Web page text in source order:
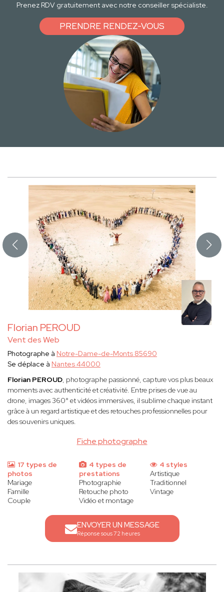
Prenez RDV gratuitement avec notre conseiller spécialiste.
PRENDRE RENDEZ-VOUS
Florian PEROUD
Vent des Web
Fiche photographe
Photographe à Notre-Dame-de-Monts 85690
Se déplace à Nantes 44000
Florian PEROUD, photographe passionné, capture vos plus beaux
moments avec authenticité et créativité. Entre prises de vue au
drone, images 360° et vidéos immersives, il sublime chaque instant
grâce à un regard artistique et des retouches professionnelles pour
des souvenirs uniques.
17 types de
photos
Mariage
Famille
Couple
4 types de
prestations
Photographie
Retouche photo
Vidéo et montage
4 styles
Artistique
Traditionnel
Vintage
ENVOYER UN MESSAGE
Réponse sous 72 heures